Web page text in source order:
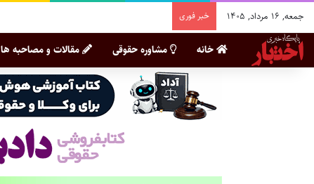
جمعه, ۱۶ مرداد, ۱۴۰۵ خبر فوری
خانه مشاوره حقوقی مقالات و مصاحبه ها